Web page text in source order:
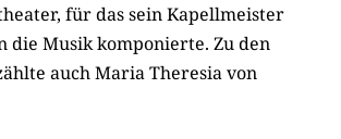
für das sein Kapellmeister
die Musik komponierte. Zu den
auch Maria Theresia von